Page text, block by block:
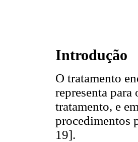
Introdução
O tratamento
representa
tratamento, e
procedimentos
19].